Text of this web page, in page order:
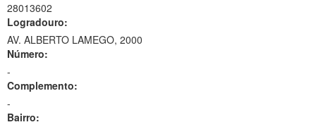
28013602
Logradouro:
AV. ALBERTO LAMEGO, 2000
Número:
-
Complemento:
-
Bairro: